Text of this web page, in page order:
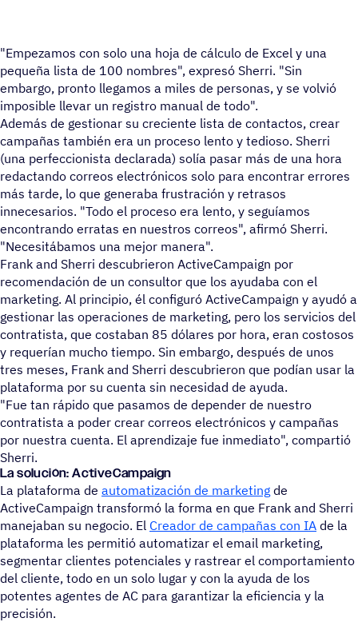
"Empezamos con solo una hoja de cálculo de Excel y una
pequeña lista de 100 nombres", expresó Sherri. "Sin
embargo, pronto llegamos a miles de personas, y se volvió
imposible llevar un registro manual de todo".
Además de gestionar su creciente lista de contactos, crear
campañas también era un proceso lento y tedioso. Sherri
(una perfeccionista declarada) solía pasar más de una hora
redactando correos electrónicos solo para encontrar errores
más tarde, lo que generaba frustración y retrasos
innecesarios. "Todo el proceso era lento, y seguíamos
encontrando erratas en nuestros correos", afirmó Sherri.
"Necesitábamos una mejor manera".
Frank and Sherri descubrieron ActiveCampaign por
recomendación de un consultor que los ayudaba con el
marketing. Al principio, él configuró ActiveCampaign y ayudó a
gestionar las operaciones de marketing, pero los servicios del
contratista, que costaban 85 dólares por hora, eran costosos
y requerían mucho tiempo. Sin embargo, después de unos
tres meses, Frank and Sherri descubrieron que podían usar la
plataforma por su cuenta sin necesidad de ayuda.
"Fue tan rápido que pasamos de depender de nuestro
contratista a poder crear correos electrónicos y campañas
por nuestra cuenta. El aprendizaje fue inmediato", compartió
Sherri.
La solución: ActiveCampaign
La plataforma de automatización de marketing de
ActiveCampaign transformó la forma en que Frank and Sherri
manejaban su negocio. El Creador de campañas con IA de la
plataforma les permitió automatizar el email marketing,
segmentar clientes potenciales y rastrear el comportamiento
del cliente, todo en un solo lugar y con la ayuda de los
potentes agentes de AC para garantizar la eficiencia y la
precisión.